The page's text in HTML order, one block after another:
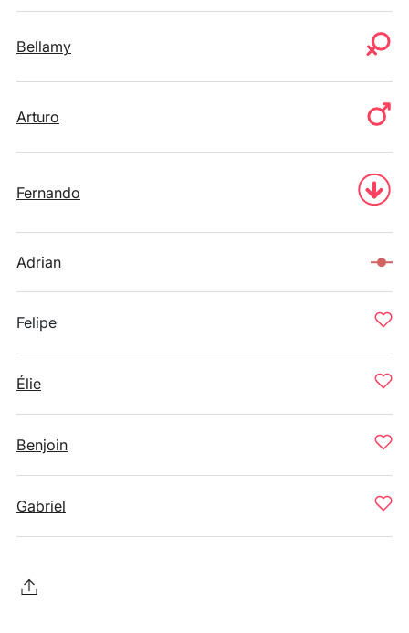
Bellamy
Arturo
Fernando
Adrian
Felipe
Élie
Benjoin
Gabriel